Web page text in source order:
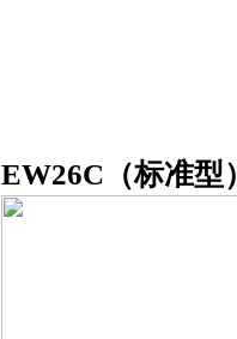
EW26C（标准型